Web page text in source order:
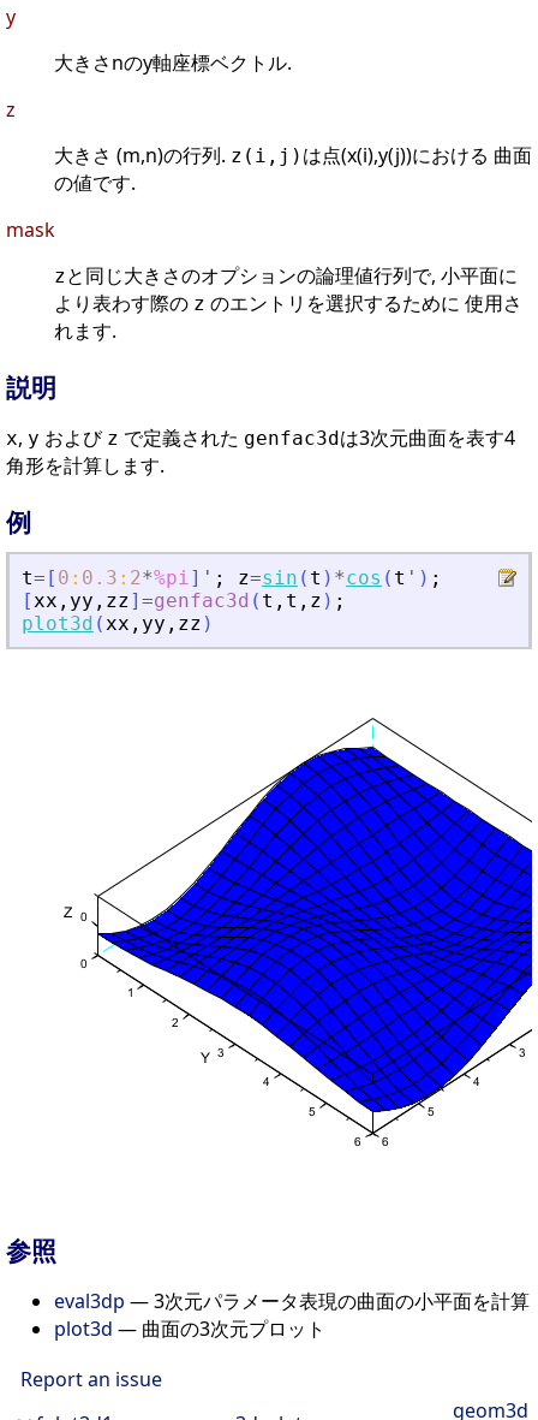
y
大きさnのy軸座標ベクトル.
z
大きさ (m,n)の行列. z(i,j) は点(x(i),y(j))における 曲面
の値です.
mask
zと同じ大きさのオプションの論理値行列で, 小平面に
より表わす際の z のエントリを選択するために 使用さ
れます.
説明
x, y および z で定義された genfac3d は3次元曲面を表す4
角形を計算します.
例
t= [ 0 : 0.3 : 2*%pi] ' ; z=sin ( t ) *cos ( t ' ) ;
[xx , yy , zz] =genfac3d ( t , t , z ) ;
plot3d (xx , yy , zz )
参照
eval3dp — 3次元パラメータ表現の曲面の小平面を計算
plot3d — 曲面の3次元プロット
Report an issue
geom3d